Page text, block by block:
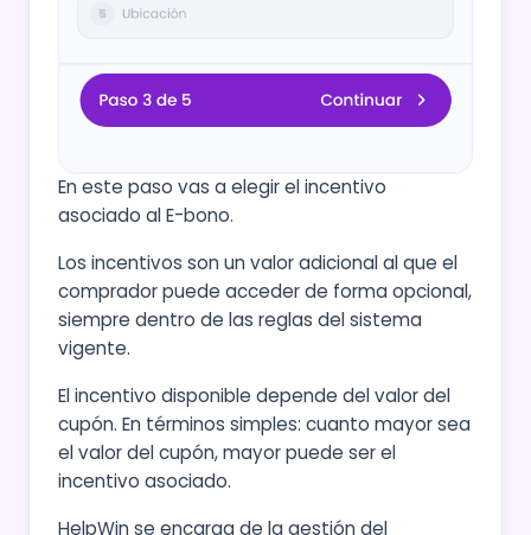
En este paso vas a elegir el incentivo
asociado al E-bono.
Los incentivos son un valor adicional al que el
comprador puede acceder de forma opcional,
siempre dentro de las reglas del sistema
vigente.
El incentivo disponible depende del valor del
cupón. En términos simples: cuanto mayor sea
el valor del cupón, mayor puede ser el
incentivo asociado.
HelpWin se encarga de la gestión del